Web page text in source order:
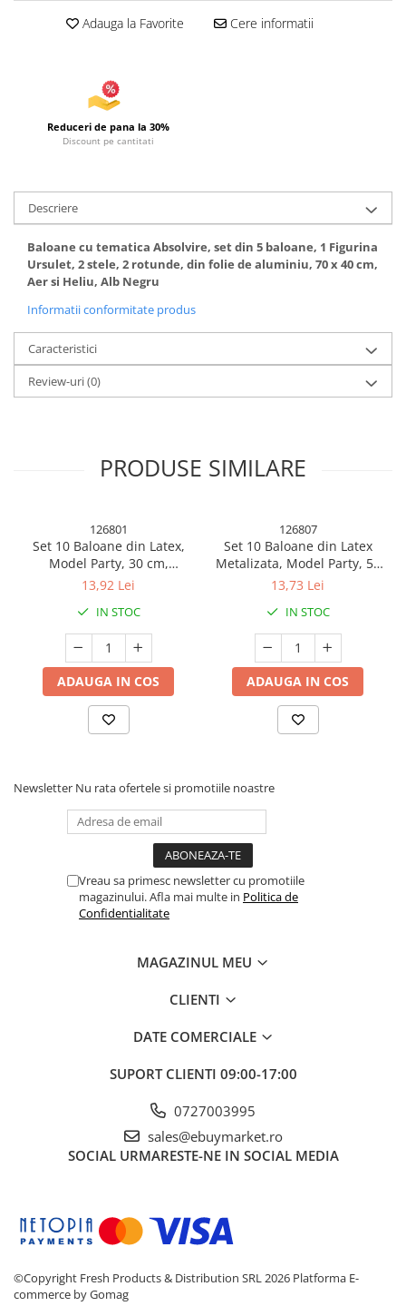
Suporti auto
Articole de plaja
Pistoale cu apa
Articole pentru Copii
Articole diverse pentru copii
Covorase de joaca
Genti, Portofele, Penare
Ingrijire Unghii
Jucarii Creative
Jucarii pentru copii
Jucarii si Jocuri
Jucarii si Jocuri
Scaune de masa bebe
Accesorii Baloane
Accesorii Petrecere
Articole Petrecere
Articole Servire Masa
Baloane Folie
Baloane Coronita
Baloane cu Suport
Baloane Tip Bratara
Litere
Seturi Baloane Folie
Tematica Fata/Baiat
Baloane si Accesorii Absolvire
Baloane si Accesorii Halloween
Fete Masa si Perdele Franjurate
Seturi si Arcade Baloane
Brazi Craciun
Covorase Brad
Adauga la Favorite Cere informatii
Reduceri de pana la 30%
Discount pe cantitati
Descriere
Baloane cu tematica Absolvire, set din 5 baloane, 1 Figurina
Ursulet, 2 stele, 2 rotunde, din folie de aluminiu, 70 x 40 cm,
Aer si Heliu, Alb Negru
Informatii conformitate produs
Caracteristici
Review-uri(0)
PRODUSE SIMILARE
126801
Set 10 Baloane din Latex,
Model Party, 30 cm,
Multicolore, 2.8 g
13,92 Lei
IN STOC
ADAUGA IN COS
126807
Set 10 Baloane din Latex
Metalizata, Model Party, 5x
Alb, 5x Nude, 23 cm, 2.2 g
13,73 Lei
IN STOC
ADAUGA IN COS
Newsletter Nu rata ofertele si promotiile noastre
Vreau sa primesc newsletter cu promotiile
magazinului. Afla mai multe in Politica de
Confidentialitate
MAGAZINUL MEU
CLIENTI
DATE COMERCIALE
SUPORT CLIENTI 09:00-17:00
0727003995
sales@ebuymarket.ro
SOCIAL URMARESTE-NE IN SOCIAL MEDIA
©Copyright Fresh Products & Distribution SRL 2026 Platforma E-
commerce by Gomag